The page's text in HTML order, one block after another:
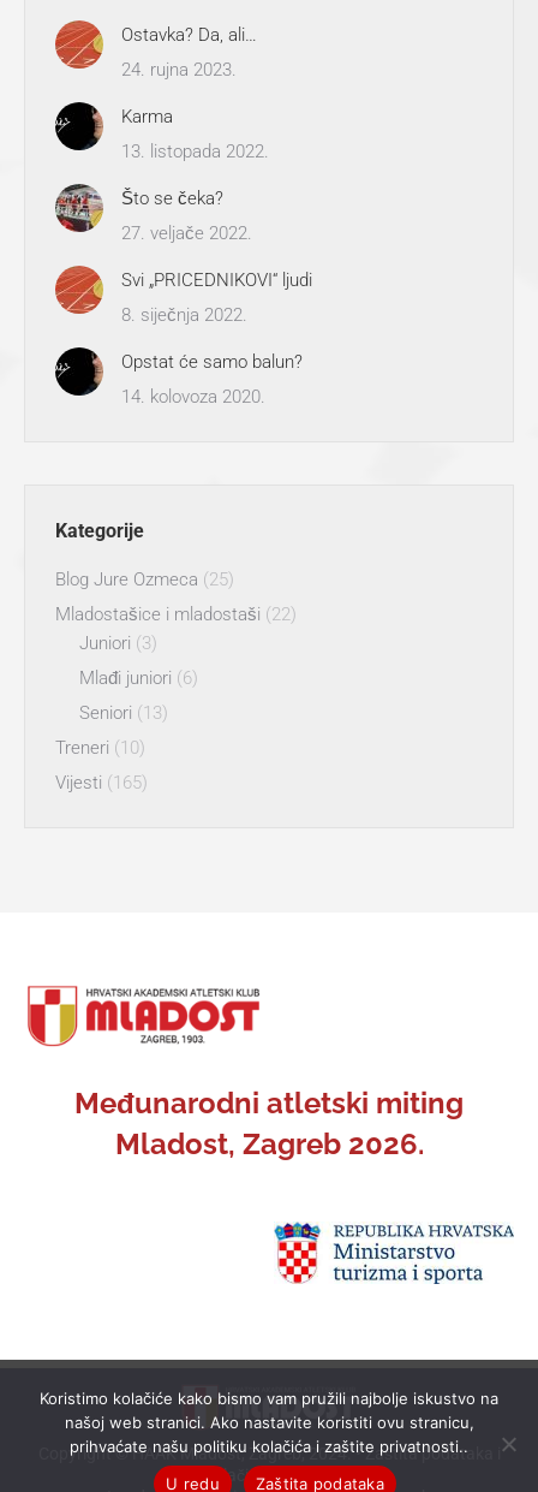
Ostavka? Da, ali…
24. rujna 2023.
Karma
13. listopada 2022.
Što se čeka?
27. veljače 2022.
Svi „PRICEDNIKOVI“ ljudi
8. siječnja 2022.
Opstat će samo balun?
14. kolovoza 2020.
Kategorije
Blog Jure Ozmeca (25)
Mladostašice i mladostaši (22)
Juniori (3)
Mlađi juniori (6)
Seniori (13)
Treneri (10)
Vijesti (165)
Međunarodni atletski miting
Mladost, Zagreb 2026.
Copyright © HAAK Mladost, Zagreb, 2024. •Zaštita podataka i
kolačići (cookies)
Koristimo kolačiće kako bismo vam pružili najbolje iskustvo na
našoj web stranici. Ako nastavite koristiti ovu stranicu,
prihvaćate našu politiku kolačića i zaštite privatnosti..
U redu
Zaštita podataka